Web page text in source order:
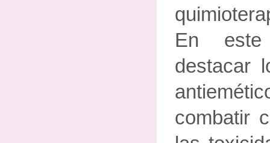
En este
destacar
combatir